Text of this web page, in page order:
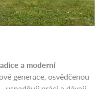
a moderní
generace, osvědčenou